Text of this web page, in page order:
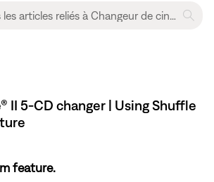
II 5-CD changer | Using Shuffle
feature.